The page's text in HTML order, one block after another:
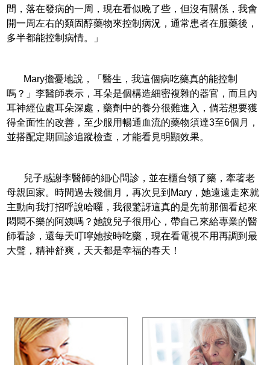
間，落在發病的一周，現在看似晚了些，但沒有關係，我會
開一周左右的類固醇藥物來控制病況，通常患者在服藥後，
多半都能控制病情。」
Mary擔憂地說，「醫生，我這個病吃藥真的能控制
嗎？」李醫師表示，耳朵是個構造細密複雜的器官，而且內
耳神經位處耳朵深處，藥劑中的養分很難進入，倘若想要獲
得全面性的改善，至少服用暢通血流的藥物須達3至6個月，
並搭配定期回診追蹤檢查，才能看見明顯效果。
兒子感謝李醫師的細心問診，並在櫃台領了藥，牽著老
母親回家。時間過去幾個月，再次見到Mary，她遠遠走來就
主動向我打招呼說哈囉，我很驚訝這真的是先前那個看起來
悶悶不樂的阿姨嗎？她說兒子很用心，帶自己來給專業的醫
師看診，還每天叮嚀她按時吃藥，現在看電視不用再調到最
大聲，精神舒爽，天天都是幸福的春天！